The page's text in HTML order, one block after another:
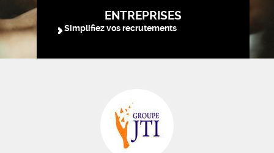
ENTREPRISES
Simplifiez vos recrutements